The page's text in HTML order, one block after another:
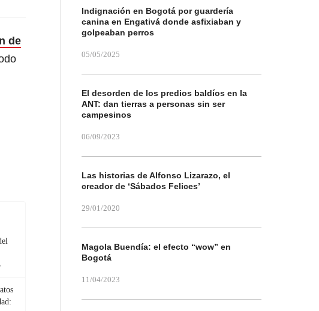
de
Indignación en Bogotá por guardería
canina en Engativá donde asfixiaban y
golpeaban perros
05/05/2025
El desorden de los predios baldíos en la
ANT: dan tierras a personas sin ser
campesinos
06/09/2023
Las historias de Alfonso Lizarazo, el
creador de ‘Sábados Felices’
29/01/2020
Magola Buendía: el efecto “wow” en
Bogotá
11/04/2023